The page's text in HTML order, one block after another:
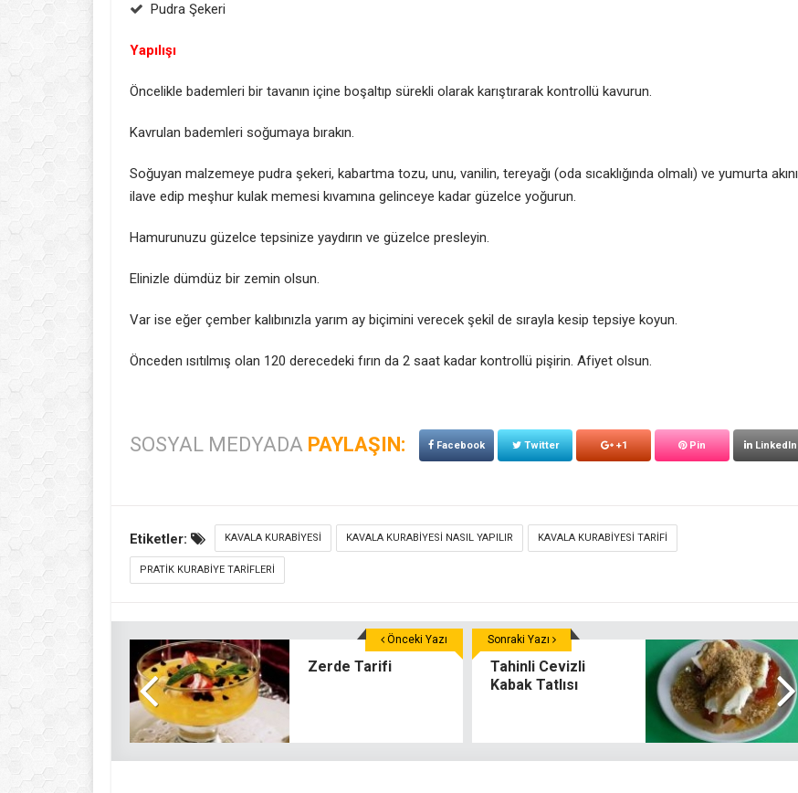
Pudra Şekeri
Yapılışı
Öncelikle bademleri bir tavanın içine boşaltıp sürekli olarak karıştırarak kontrollü kavurun.
Kavrulan bademleri soğumaya bırakın.
Soğuyan malzemeye pudra şekeri, kabartma tozu, unu, vanilin, tereyağı (oda sıcaklığında olmalı) ve yumurta akını
ilave edip meşhur kulak memesi kıvamına gelinceye kadar güzelce yoğurun.
Hamurunuzu güzelce tepsinize yaydırın ve güzelce presleyin.
Elinizle dümdüz bir zemin olsun.
Var ise eğer çember kalıbınızla yarım ay biçimini verecek şekil de sırayla kesip tepsiye koyun.
Önceden ısıtılmış olan 120 derecedeki fırın da 2 saat kadar kontrollü pişirin. Afiyet olsun.
SOSYAL MEDYADA PAYLAŞIN: Facebook Twitter +1 Pin LinkedIn
Etiketler: KAVALA KURABIYESI KAVALA KURABIYESI NASIL YAPILIR KAVALA KURABIYESI TARIFI
PRATIK KURABIYE TARIFLERI
Zerde Tarifi
Önceki Yazı
Tahinli Cevizli
Kabak Tatlısı
Sonraki Yazı